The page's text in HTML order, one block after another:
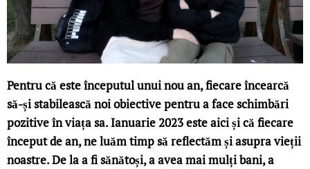
Pentru că este începutul unui nou an, fiecare încearcă
să-și stabilească noi obiective pentru a face schimbări
pozitive în viața sa. Ianuarie 2023 este aici și că fiecare
început de an, ne luăm timp să reflectăm și asupra vieții
noastre. De la a fi sănătoși, a avea mai mulți bani, a